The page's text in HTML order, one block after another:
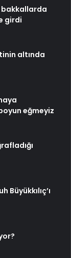
bakkallarda
girdi
altında
eğmeyiz
Büyükkılıç’ı